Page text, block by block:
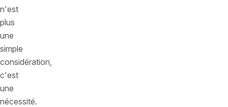
n'est
plus
une
simple
considération,
c'est
une
nécessité.